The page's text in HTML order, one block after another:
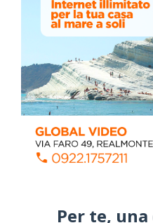
Per te,
Coronavirus:
ai cittadini
Domenica,
Stefano Bissi
Giovedì, Luglio